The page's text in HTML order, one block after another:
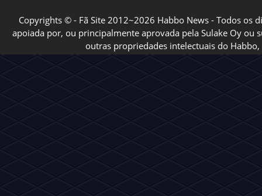
Copyrights © - Fã Site 2012~2026 Habbo News - Todos os
apoiada por, ou principalmente aprovada pela Sulake Oy ou
outras propriedades intelectuais do